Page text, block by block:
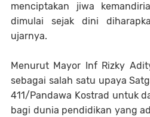
menciptakan jiwa
dimulai sejak dini
ujarnya.
Menurut Mayor Inf Rizky
sebagai salah satu upaya
411/Pandawa Kostrad untuk
bagi dunia pendidikan yang